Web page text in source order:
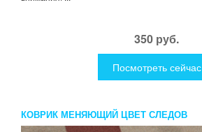
350 руб.
Посмотреть сейчас
КОВРИК МЕНЯЮЩИЙ ЦВЕТ СЛЕДОВ